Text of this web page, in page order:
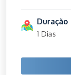
Duração
1 Dias